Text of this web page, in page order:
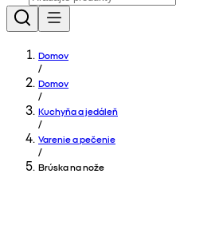
Domov
/
Domov
/
Kuchyňa a jedáleň
/
Varenie a pečenie
/
Brúska na nože